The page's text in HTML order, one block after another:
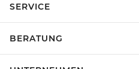
SERVICE
BERATUNG